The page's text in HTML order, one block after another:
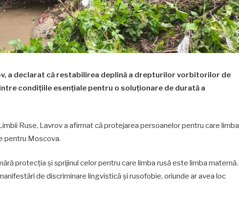
a declarat că restabilirea deplină a drepturilor vorbitorilor de
condițiile esențiale pentru o soluționare de durată a
Ruse, Lavrov a afirmat că protejarea persoanelor pentru care limba
pentru Moscova.
protecția și sprijinul celor pentru care limba rusă este limba maternă.
de discriminare lingvistică și rusofobie, oriunde ar avea loc